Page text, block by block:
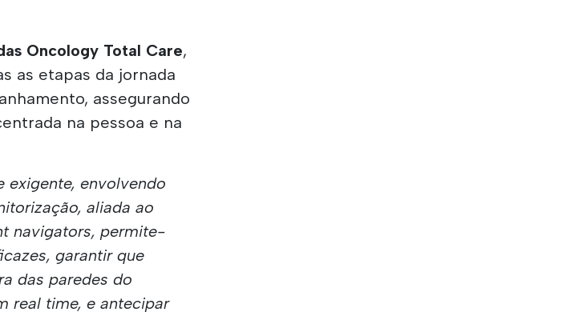
Oncology Total Care,
as etapas da jornada
assegurando
na pessoa e na
exigente, envolvendo
aliada ao
navigators, permite-
garantir que
das paredes do
real time, e antecipar